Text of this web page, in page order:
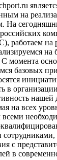
на
На
работаем
на
С момента
базовых
в
нашей
на всех
с
в